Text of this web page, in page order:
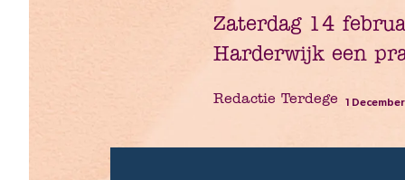
Zaterdag 14
Harderwijk een
Redactie Terdege 1